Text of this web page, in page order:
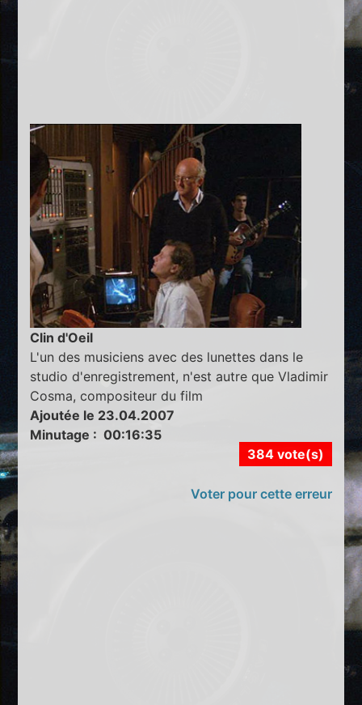
Clin d'Oeil
L'un des musiciens avec des lunettes dans le
studio d'enregistrement, n'est autre que Vladimir
Cosma, compositeur du film
Ajoutée le 23.04.2007
Minutage : 00:16:35
384 vote(s)
Voter pour cette erreur